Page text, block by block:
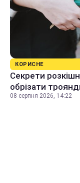
КОРИСНЕ
Секрети
обрізати
08 серпня 2026, 14:22